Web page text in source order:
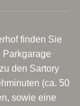
finden Sie
den Sartory
(ca. 50
sowie eine